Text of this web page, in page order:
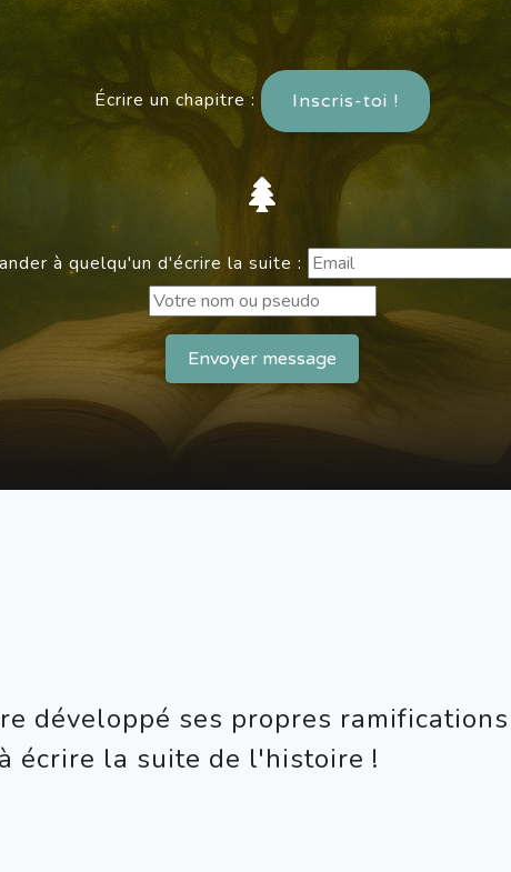
Écrire un chapitre : Inscris-toi !
à quelqu'un d'écrire la suite :
Envoyer message
développé ses propres
écrire la suite de l'histoire !